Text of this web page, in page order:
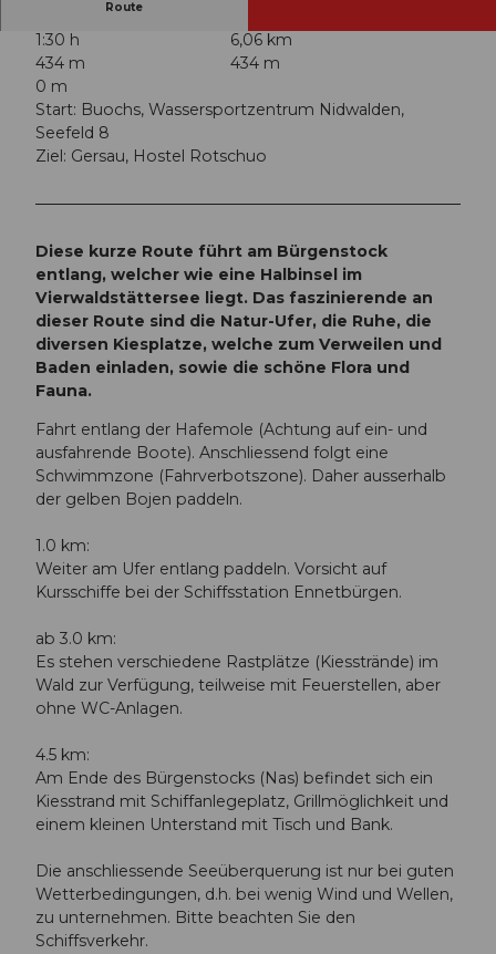
Route
1:30 h
6,06 km
434 m
434 m
0 m
Start: Buochs, Wassersportzentrum Nidwalden,
Seefeld 8
Ziel: Gersau, Hostel Rotschuo
Diese kurze Route führt am Bürgenstock
entlang, welcher wie eine Halbinsel im
Vierwaldstättersee liegt. Das faszinierende an
dieser Route sind die Natur-Ufer, die Ruhe, die
diversen Kiesplatze, welche zum Verweilen und
Baden einladen, sowie die schöne Flora und
Fauna.
Fahrt entlang der Hafemole (Achtung auf ein- und
ausfahrende Boote). Anschliessend folgt eine
Schwimmzone (Fahrverbotszone). Daher ausserhalb
der gelben Bojen paddeln.
1.0 km:
Weiter am Ufer entlang paddeln. Vorsicht auf
Kursschiffe bei der Schiffsstation Ennetbürgen.
ab 3.0 km:
Es stehen verschiedene Rastplätze (Kiesstrände) im
Wald zur Verfügung, teilweise mit Feuerstellen, aber
ohne WC-Anlagen.
4.5 km:
Am Ende des Bürgenstocks (Nas) befindet sich ein
Kiesstrand mit Schiffanlegeplatz, Grillmöglichkeit und
einem kleinen Unterstand mit Tisch und Bank.
Die anschliessende Seeüberquerung ist nur bei guten
Wetterbedingungen, d.h. bei wenig Wind und Wellen,
zu unternehmen. Bitte beachten Sie den
Schiffsverkehr.